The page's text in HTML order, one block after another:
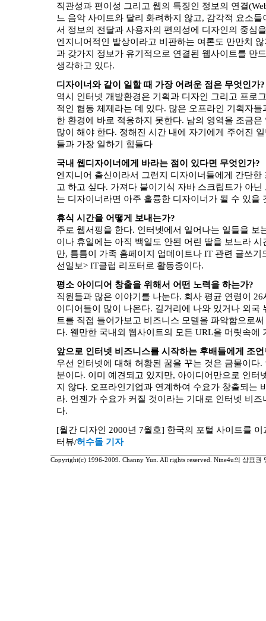
직관성과 편이성 그리고 웹의 특징인 정보의 연결
느 음악 사이트와 달리 화려하지 않고, 감각적 요소
서 정보의 전달과 사용자의 편의성에 디자인의 중심
엔지니어적인 발상이라고 비판하는 여론도 만만치
과 갖가지 정보가 유기적으로 연결된 웹사이트를 만
생각하고 있다.
디자이너와 같이 일할 때 가장 어려운 점은 무엇인가?
역시 인터넷 개발환경은 기획과 디자인 그리고 프로
적인 협동 체제라는 데 있다. 많은 오프라인 기획자
한 환경에 바로 적응하지 못한다. 남의 영역을 조금은
많이 해야 한다. 정해진 시간 내에 자기에게 주어진
들과 가장 일하기 힘들다
국내 웹디자이너에게 바라는 점이 있다면 무엇인가?
엔지니어 출신이라서 그런지 디자이너들에게 간단한
고 하고 싶다. 가져다 붙이기식 자바 스크립트가 아
는 디자이너라면 아주 훌륭한 디자이너가 될 수 있을
휴식 시간을 어떻게 보내는가?
주로 웹서핑을 한다. 인터넷에서 일어나는 일들을 보
이나 휴일에는 아직 백일도 안된 어린 딸을 보느라
만, 틈틈이 가족 홈페이지 업데이트나 IT 관련 글쓰기
선일보> IT클럽 리포터로 활동중이다.
평소 아이디어 창출을 위해서 어떤 노력을 하는가?
직원들과 많은 이야기를 나눈다. 회사 평균 연령이
이디어들이 많이 나온다. 길거리에 나와 있거나 외국
트를 직접 들어가보고 비즈니스 모델을 파악함으로
다. 웬만한 국내외 웹사이트의 모든 URL을 머릿속에
앞으로 인터넷 비즈니스를 시작하는 후배들에게 조
우선 인터넷에 대해 허황된 꿈을 꾸는 것은 금물이다
분이다. 이미 예견되고 있지만, 아이디어만으로 인터
지 않다. 오프라인기업과 연계하여 수요가 창출되는
라. 언젠가 수요가 커질 것이라는 기대로 인터넷 비
다.
[월간 디자인 2000년 7월호] 한국의 포털 사이트를
터뷰/허수돌 기자
Copyright(c) 1996-2009. Channy Yun. All rights reserved. Nine4u의 상표